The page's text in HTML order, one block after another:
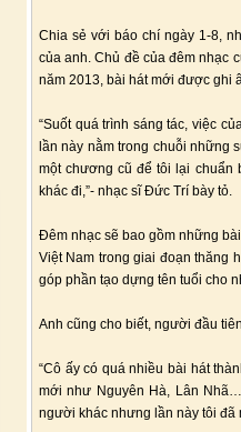
Chia sẻ với báo chí ngày 1-8,
của anh. Chủ đề của đêm nhạc
năm 2013, bài hát mới được ghi
“Suốt quá trình sáng tác, việc
lần này nằm trong chuỗi những
một chương cũ để tôi lại chuẩn
khác đi,”- nhạc sĩ Đức Trí bày tỏ.
Đêm nhạc sẽ bao gồm những
Việt Nam trong giai đoạn thăng
góp phần tạo dựng tên tuổi cho
Anh cũng cho biết, người đầu
“Cô ấy có quá nhiều bài hát
mới như Nguyên Hà, Lân
người khác nhưng lần này tôi đã